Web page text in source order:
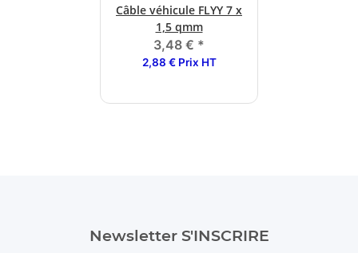
Câble véhicule FLYY 7 x
1,5 qmm
3,48 € *
2,88 € Prix HT
Newsletter S'INSCRIRE